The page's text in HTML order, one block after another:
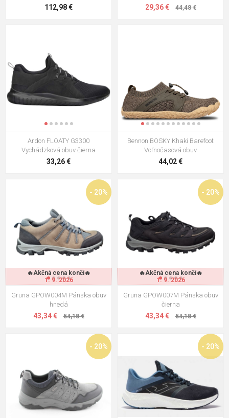
112,98 € 29,36 € 44,48 €
Ardon FLOATY G3300
Vychádzková obuv čierna
33,26 €
Bennon BOSKY Khaki Barefoot
Voľnočasová obuv
44,02 €
🔥Akčná cena končí🔥
1. 9. 2026
- 20%
Gruna GPOW004M Pánska obuv
hnedá
43,34 € 54,18 €
🔥Akčná cena končí🔥
1. 9. 2026
- 20%
Gruna GPOW007M Pánska obuv
čierna
43,34 € 54,18 €
- 20% - 20%